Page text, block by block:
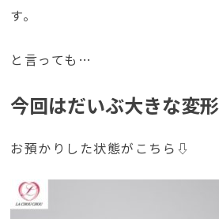
す。
と言っても…
今回はだいぶ大きな変
お預かりした状態がこちら⇩